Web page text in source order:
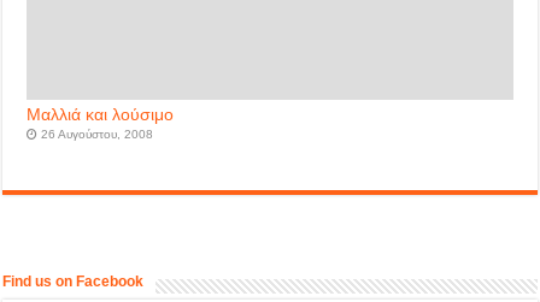
Μαλλιά και λούσιμο
26 Αυγούστου, 2008
Find us on Facebook